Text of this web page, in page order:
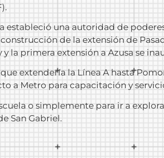
estableció una autoridad de
de la extensión de
la primera extensión a Azusa se
extendería la Línea A hasta
a Metro para capacitación y
o simplemente para ir a
San Gabriel.